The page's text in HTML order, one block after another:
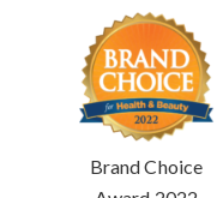
Brand Choice